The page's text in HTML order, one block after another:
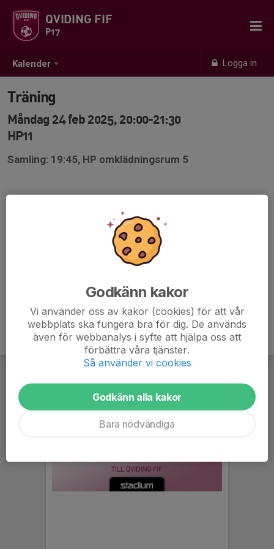
Kalender Logga in
QVIDING FIF
P17
Träning
Måndag 24 feb 2025, 20:00-21:30
HP11
Samling: 19:45, HP omklädningsrum 5
Godkänn kakor
Vi använder oss av kakor (cookies) för att vår
webbplats ska fungera bra för dig. De används
även för webbanalys i syfte att hjälpa oss att
förbättra våra tjänster.
Så använder vi cookies
Godkänn alla kakor
Bara nödvändiga